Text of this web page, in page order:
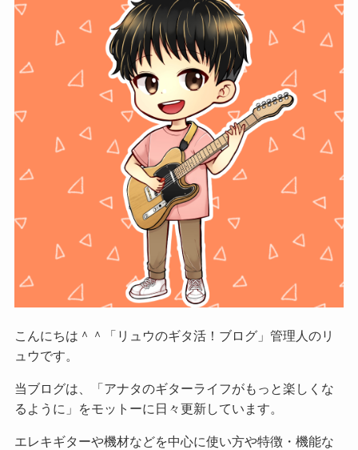
こんにちは＾＾「リュウのギタ活！ブログ」管理人のリ
ュウです。
当ブログは、「アナタのギターライフがもっと楽しくな
るように」をモットーに日々更新しています。
エレキギターや機材などを中心に使い方や特徴・機能な